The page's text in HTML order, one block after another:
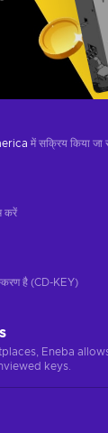
में सक्रिय किया जा
करें
है (CD-KEY)
Eneba
keys.